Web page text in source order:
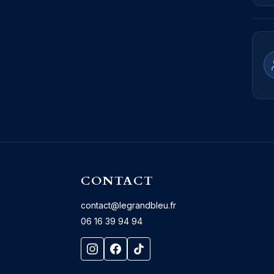
CONTACT
contact@legrandbleu.fr
06 16 39 94 94